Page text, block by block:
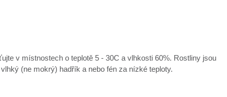
v místnostech o teplotě 5 - 30C a vlhkosti 60%. Rostliny jsou
(ne mokrý) hadřík a nebo fén za nízké teploty.